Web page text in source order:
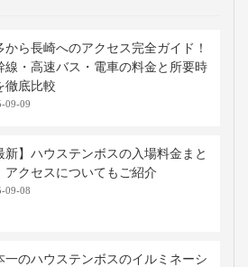
から長崎へのアクセス完全ガイド！
線・高速バス・電車の料金と所要時
徹底比較
09-09
新】ハウステンボスの入場料金まと
アクセスについてもご紹介
09-08
一のハウステンボスのイルミネーシ